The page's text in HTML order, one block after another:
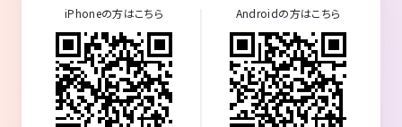
iPhoneの方はこちら Androidの方はこちら